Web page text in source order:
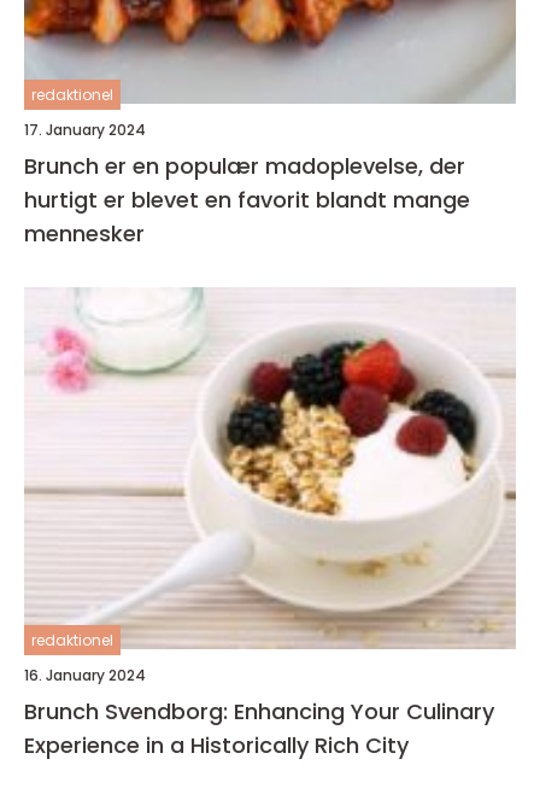
redaktionel
17. January 2024
Brunch er en populær madoplevelse, der
hurtigt er blevet en favorit blandt mange
mennesker
redaktionel
16. January 2024
Brunch Svendborg: Enhancing Your Culinary
Experience in a Historically Rich City